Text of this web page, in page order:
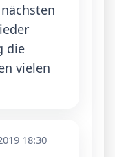
die
vielen
18:30